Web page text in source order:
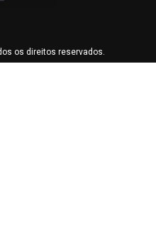
os direitos reservados.